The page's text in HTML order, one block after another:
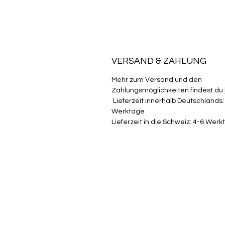
VERSAND & ZAHLUNG
Mehr zum Versand und den
Zahlungsmöglichkeiten findest du
Lieferzeit innerhalb
Werktage
Lieferzeit in die Schweiz: 4-6